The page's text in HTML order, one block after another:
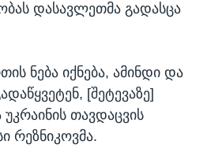
დასავლეთმა გადასცა
ნება იქნება, ამინდი და
[შეტევაზე]
თავდაცვის
რეზნიკოვმა.